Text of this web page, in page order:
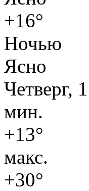
+16°
Ночью
Ясно
Четверг,
мин.
+13°
макс.
+30°